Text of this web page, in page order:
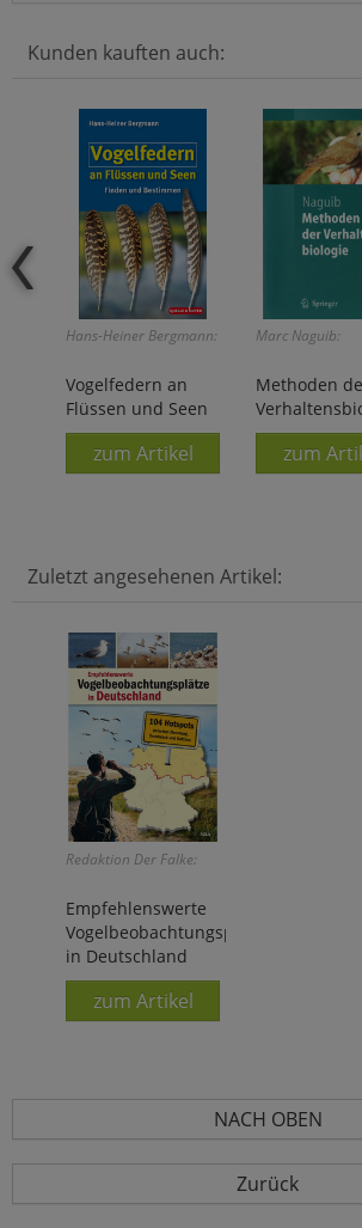
Kunden kauften auch:
Hans-Heiner Bergmann:
Vogelfedern an
Flüssen und Seen
zum Artikel
Marc Naguib:
Methoden
zum
Zuletzt angesehenen Artikel:
Redaktion Der Falke:
Empfehlenswerte
Vogelbeobachtungsplätze
in Deutschland
zum Artikel
NACH OBEN
Zurück